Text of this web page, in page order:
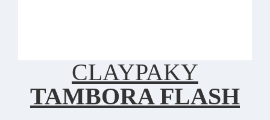
CLAYPAKY
TAMBORA FLASH